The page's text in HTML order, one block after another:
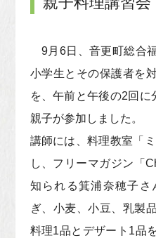
9月6日、音更町総合
小学生とその保護者を
を、午前と午後の2回
親子が参加しました。
講師には、料理教室「
し、フリーマガジン「
知られる箕浦奈穂子さ
ぎ、小麦、小豆、乳製
料理1品とデザート1品